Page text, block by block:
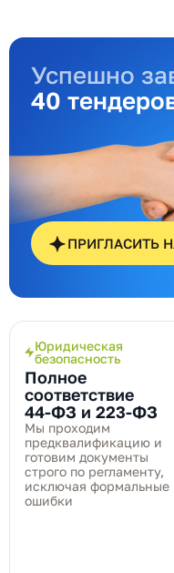
Успешно
40
ПРИГЛАСИТЬ
Юридическая
безопасность
Полное
соответствие
44‑ФЗ и 223‑ФЗ
Мы проходим
предквалификацию и
готовим документы
строго по регламенту,
исключая формальные
ошибки